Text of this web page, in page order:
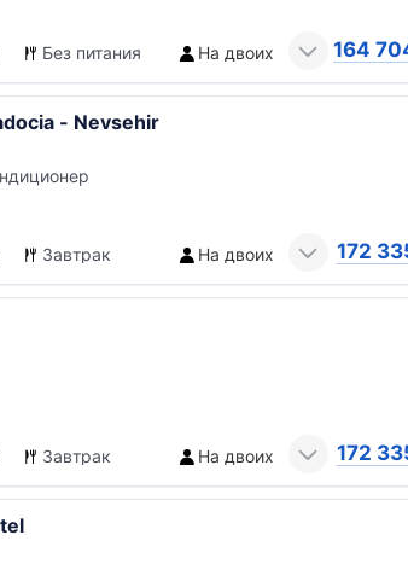
Без питания На двоих 164
- Nevsehir
Завтрак На двоих 172
Завтрак На двоих 172